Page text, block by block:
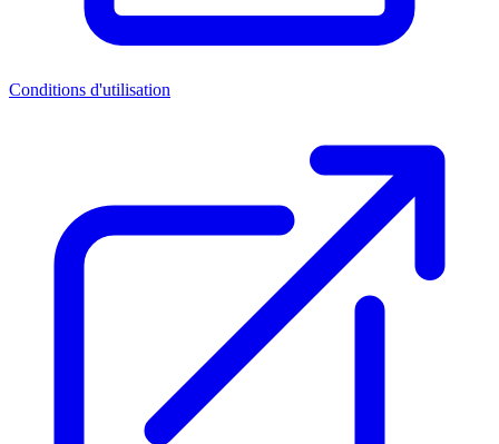
Conditions d'utilisation